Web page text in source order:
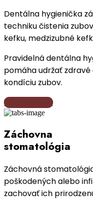
Dentálna hygienička
techniku čistenia
kefku, medzizubné
Pravidelná dentálna
pomáha udržať zdravé
kondíciu zubov.
Viac detailov
Záchovna
stomatológia
Záchovná
poškodených alebo
zachovať ich